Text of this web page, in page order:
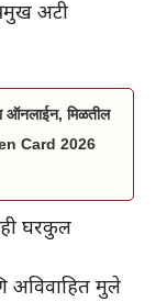
अटी
ऑनलाईन, मिळतील
Card 2026
घरकुल
अविवाहित मुले